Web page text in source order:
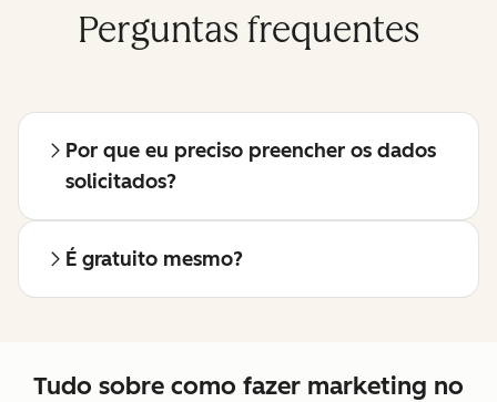
Perguntas frequentes
Por que eu preciso preencher os dados
solicitados?
É gratuito mesmo?
Tudo sobre como fazer marketing no